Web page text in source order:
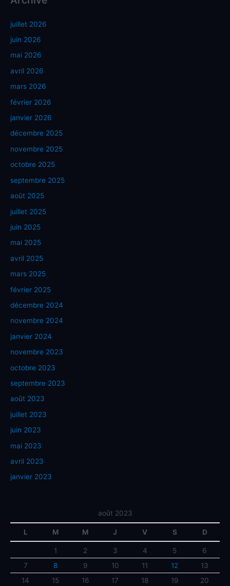
juillet 2026
juin 2026
mai 2026
avril 2026
mars 2026
février 2026
janvier 2026
décembre 2025
novembre 2025
octobre 2025
septembre 2025
août 2025
juillet 2025
juin 2025
mai 2025
avril 2025
mars 2025
février 2025
décembre 2024
novembre 2024
janvier 2024
novembre 2023
octobre 2023
septembre 2023
août 2023
juillet 2023
juin 2023
mai 2023
avril 2023
janvier 2023
août 2023
L M M J V S D
1 2 3 4 5
6
7
8 9 10 11 12
13
14
15 16 17 18 19 20